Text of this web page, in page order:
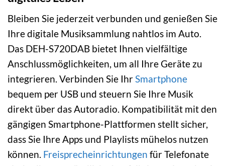
Bleiben Sie jederzeit verbunden und genießen Sie
Ihre digitale Musiksammlung nahtlos im Auto.
Das DEH-S720DAB bietet Ihnen vielfältige
Anschlussmöglichkeiten, um all Ihre Geräte zu
integrieren. Verbinden Sie IhrSmartphone
bequem per USB und steuern Sie Ihre Musik
direkt über das Autoradio. Kompatibilität mit den
gängigen Smartphone-Plattformen stellt sicher,
dass Sie Ihre Apps und Playlists mühelos nutzen
können. Freisprecheinrichtungen für Telefonate